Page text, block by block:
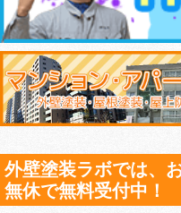
外壁塗装ラボでは、
無休で無料受付中！